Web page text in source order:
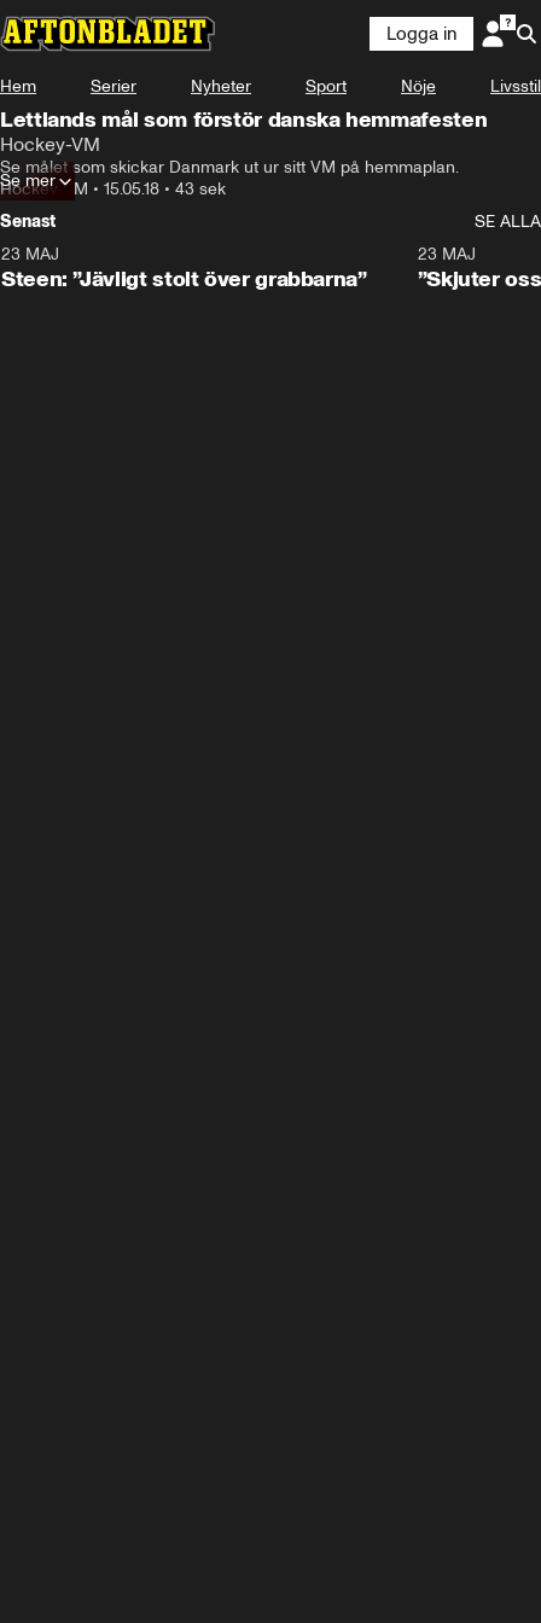
Logga in
Hem Serier Nyheter Sport Nöje Livsstil
Lettlands mål som förstör danska hemmafesten
Hockey-VM
Se målet som skickar Danmark ut ur sitt VM på hemmaplan.
Hockey-VM • 15.05.18 • 43 sek
Se mer
Senast
SE ALLA
23 MAJ
Steen: ”Jävligt stolt över grabbarna”
23 MAJ
”Skjuter